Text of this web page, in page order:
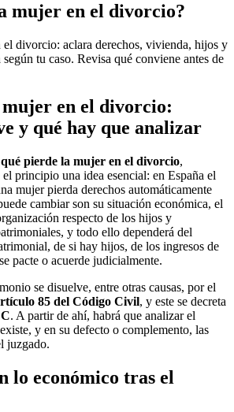
mujer en el divorcio?
el divorcio: aclara derechos, vivienda, hijos y
tu caso. Revisa qué conviene antes de
en el divorcio:
y qué hay que analizar
qué pierde la mujer en el divorcio,
principio una idea esencial: en España el
mujer pierda derechos automáticamente
cambiar son su situación económica, el
respecto de los hijos y
y todo ello dependerá del
de si hay hijos, de los ingresos de
pacte o acuerde judicialmente.
se disuelve, entre otras causas, por el
85 del Código Civil, y este se decreta
. A partir de ahí, habrá que analizar el
y en su defecto o complemento, las
juzgado.
lo económico tras el